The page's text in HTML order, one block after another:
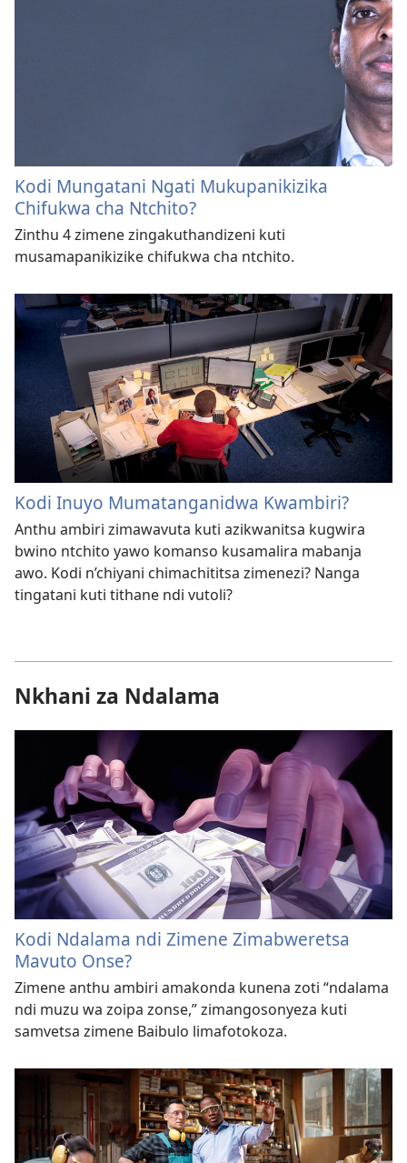
Kodi Mungatani Ngati Mukupanikizika
Chifukwa cha Ntchito?
Zinthu 4 zimene zingakuthandizeni kuti
musamapanikizike chifukwa cha ntchito.
Kodi Inuyo Mumatanganidwa Kwambiri?
Anthu ambiri zimawavuta kuti azikwanitsa kugwira
bwino ntchito yawo komanso kusamalira mabanja
awo. Kodi n’chiyani chimachititsa zimenezi? Nanga
tingatani kuti tithane ndi vutoli?
Nkhani za Ndalama
Kodi Ndalama ndi Zimene Zimabweretsa
Mavuto Onse?
Zimene anthu ambiri amakonda kunena zoti “ndalama
ndi muzu wa zoipa zonse,” zimangosonyeza kuti
samvetsa zimene Baibulo limafotokoza.